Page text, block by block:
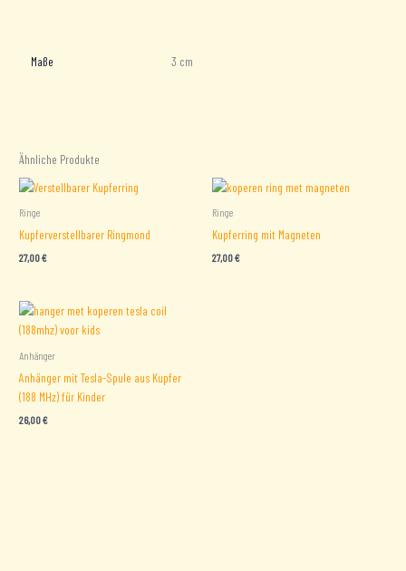
Maße 3 cm
Ähnliche Produkte
Ringe
Kupferverstellbarer Ringmond
27,00€
Ringe
Kupferring mit Magneten
27,00€
Anhänger
Anhänger mit Tesla-Spule aus Kupfer
(188 MHz) für Kinder
26,00€